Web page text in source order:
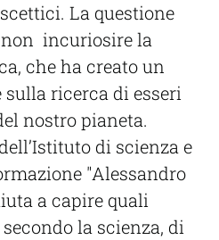
La questione
incuriosire la
che ha creato un
ricerca di esseri
nostro pianeta.
di scienza e
"Alessandro
a capire quali
la scienza, di